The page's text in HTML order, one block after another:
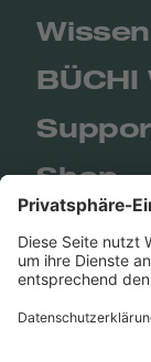
Wissen
BÜCHI
Shop